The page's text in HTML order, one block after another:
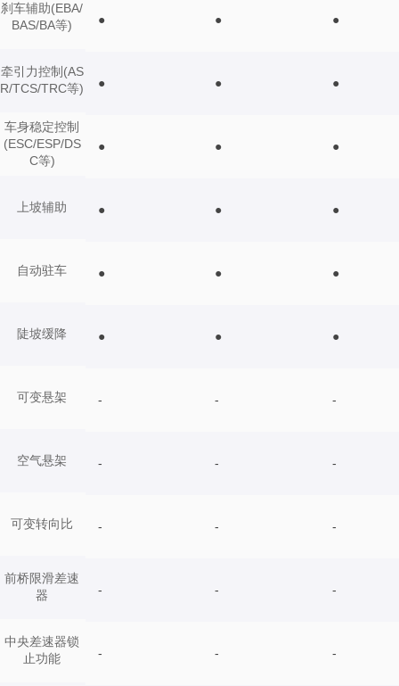
刹车辅助(EBA/
BAS/BA等)
牵引力控制(AS
R/TCS/TRC等)
车身稳定控制
(ESC/ESP/DS
C等)
上坡辅助
自动驻车
陡坡缓降
可变悬架
空气悬架
可变转向比
前桥限滑差速
器
中央差速器锁
止功能
● ● ●
● ● ●
● ● ●
● ● ●
● ● ●
● ● ●
- - -
- - -
- - -
- - -
- - -